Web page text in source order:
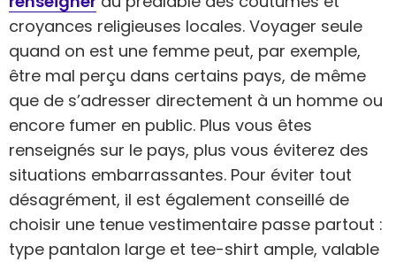
croyances religieuses locales. Voyager seule
quand on est une femme peut, par exemple,
être mal perçu dans certains pays, de même
que de s’adresser directement à un homme ou
encore fumer en public. Plus vous êtes
renseignés sur le pays, plus vous éviterez des
situations embarrassantes. Pour éviter tout
désagrément, il est également conseillé de
choisir une tenue vestimentaire passe partout :
type pantalon large et tee-shirt ample, valable